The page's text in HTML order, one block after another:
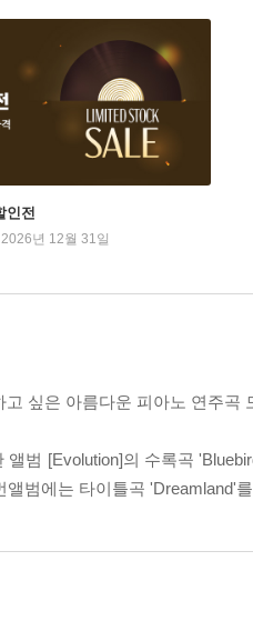
인전
년 12월 31일
고 싶은 아름다운 피아노 연주곡
앨범 [Evolution]의 수록곡
앨범에는 타이틀곡 'Dreamland'